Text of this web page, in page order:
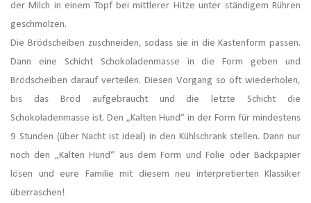
der Milch in einem Topf bei mittlerer Hitze unter ständigem Rühren
geschmolzen.
Die Brödscheiben zuschneiden, sodass sie in die Kastenform passen.
Dann eine Schicht Schokoladenmasse in die Form geben und
Brödscheiben darauf verteilen. Diesen Vorgang so oft wiederholen,
bis das Bröd aufgebraucht und die letzte Schicht die
Schokoladenmasse ist. Den „Kalten Hund“ in der Form für mindestens
9 Stunden (über Nacht ist ideal) in den Kühlschrank stellen.Dann nur
noch den „Kalten Hund“ aus dem Form und Folie oder Backpapier
lösen und eure Familie mit diesem neu interpretierten Klassiker
überraschen!